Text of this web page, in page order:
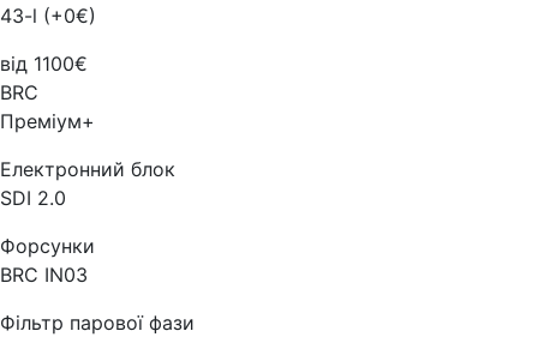
43-l (+0€)
від 1100€
BRC
Преміум+
Електронний блок
SDI 2.0
Форсунки
BRC IN03
Фільтр парової фази